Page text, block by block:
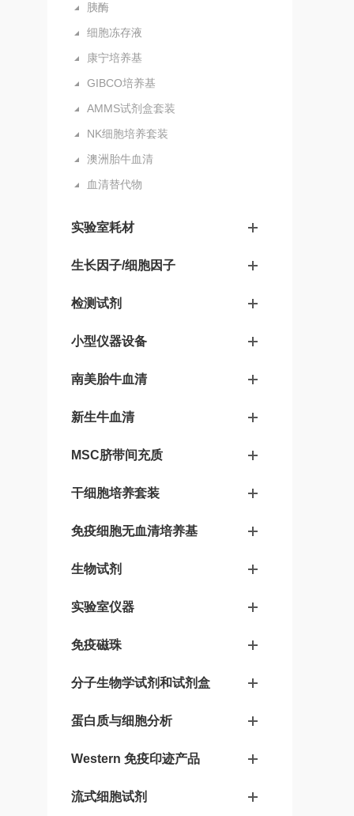
胰酶
细胞冻存液
康宁培养基
GIBCO培养基
AMMS试剂盒套装
NK细胞培养套装
澳洲胎牛血清
血清替代物
实验室耗材
生长因子/细胞因子
检测试剂
小型仪器设备
南美胎牛血清
新生牛血清
MSC脐带间充质
干细胞培养套装
免疫细胞无血清培养基
生物试剂
实验室仪器
免疫磁珠
分子生物学试剂和试剂盒
蛋白质与细胞分析
Western 免疫印迹产品
流式细胞试剂